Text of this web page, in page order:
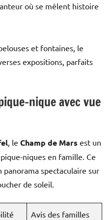
où se mêlent histoire
et fontaines, le
expositions, parfaits
nique avec vue
, le Champ de Mars est un
niques en famille. Ce
spectaculaire sur
de soleil.
Avis des familles